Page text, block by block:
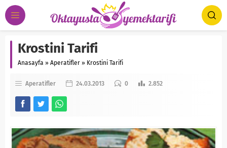
Krostini Tarifi
Anasayfa » Aperatifler » Krostini Tarifi
Aperatifler 24.03.2013 0 2.852